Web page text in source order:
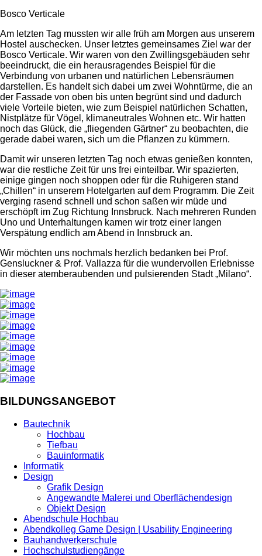
Bosco Verticale
Am letzten Tag mussten wir alle früh am Morgen aus unserem
Hostel auschecken. Unser letztes gemeinsames Ziel war der
Bosco Verticale. Wir waren von den Zwillingsgebäuden sehr
beeindruckt, die ein herausragendes Beispiel für die
Verbindung von urbanen und natürlichen Lebensräumen
darstellen. Es handelt sich dabei um zwei Wohntürme, die an
der Fassade von oben bis unten begrünt sind und dadurch
viele Vorteile bieten, wie zum Beispiel natürlichen Schatten,
Nistplätze für Vögel, klimaneutrales Wohnen etc. Wir hatten
noch das Glück, die „fliegenden Gärtner“ zu beobachten, die
gerade dabei waren, sich um die Pflanzen zu kümmern.
Damit wir unseren letzten Tag noch etwas genießen konnten,
war die restliche Zeit für uns frei einteilbar. Wir spazierten,
einige gingen noch shoppen oder für die Ruhigeren stand
„Chillen“ in unserem Hotelgarten auf dem Programm. Die Zeit
verging rasend schnell und schon saßen wir müde und
erschöpft im Zug Richtung Innsbruck. Nach mehreren Runden
Uno und Unterhaltungen kamen wir trotz einer langen
Verspätung endlich am Abend in Innsbruck an.
Wir möchten uns nochmals herzlich bedanken bei Prof.
Gensluckner & Prof. Vallazza für die wundervollen Erlebnisse
in dieser atemberaubenden und pulsierenden Stadt „Milano“.
BILDUNGSANGEBOT
Bautechnik
Hochbau
Tiefbau
Bauinformatik
Informatik
Design
Grafik Design
Angewandte Malerei und Oberflächendesign
Objekt Design
Abendschule Hochbau
Abendkolleg Game Design | Usability Engineering
Bauhandwerkerschule
Hochschulstudiengänge